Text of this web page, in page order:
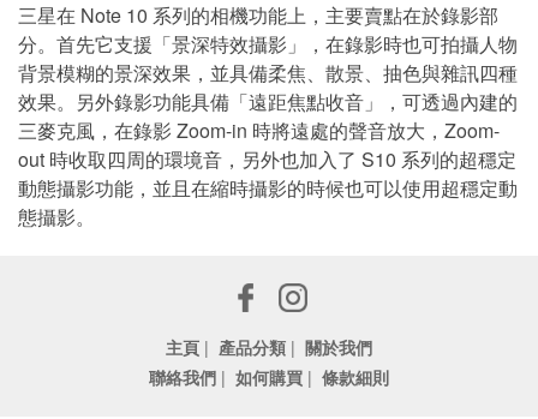
三星在 Note 10 系列的相機功能上，主要賣點在於錄影部
分。首先它支援「景深特效攝影」，在錄影時也可拍攝人物
背景模糊的景深效果，並具備柔焦、散景、抽色與雜訊四種
效果。另外錄影功能具備「遠距焦點收音」，可透過內建的
三麥克風，在錄影 Zoom-in 時將遠處的聲音放大，Zoom-
out 時收取四周的環境音，另外也加入了 S10 系列的超穩定
動態攝影功能，並且在縮時攝影的時候也可以使用超穩定動
態攝影。
主頁 | 產品分類 | 關於我們
聯絡我們 | 如何購買 | 條款細則